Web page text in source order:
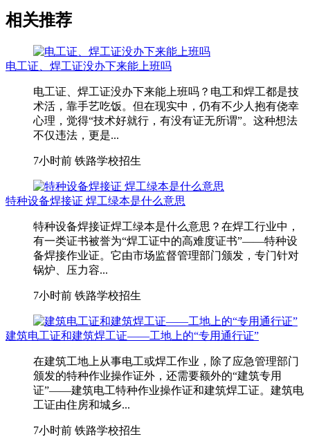
相关推荐
电工证、焊工证没办下来能上班吗
电工证、焊工证没办下来能上班吗？电工和焊工都是技
术活，靠手艺吃饭。但在现实中，仍有不少人抱有侥幸
心理，觉得“技术好就行，有没有证无所谓”。这种想法
不仅违法，更是...
7小时前 铁路学校招生
特种设备焊接证 焊工绿本是什么意思
特种设备焊接证焊工绿本是什么意思？在焊工行业中，
有一类证书被誉为“焊工证中的高难度证书”——特种设
备焊接作业证。它由市场监督管理部门颁发，专门针对
锅炉、压力容...
7小时前 铁路学校招生
建筑电工证和建筑焊工证——工地上的“专用通行证”
在建筑工地上从事电工或焊工作业，除了应急管理部门
颁发的特种作业操作证外，还需要额外的“建筑专用
证”——建筑电工特种作业操作证和建筑焊工证。建筑电
工证由住房和城乡...
7小时前 铁路学校招生